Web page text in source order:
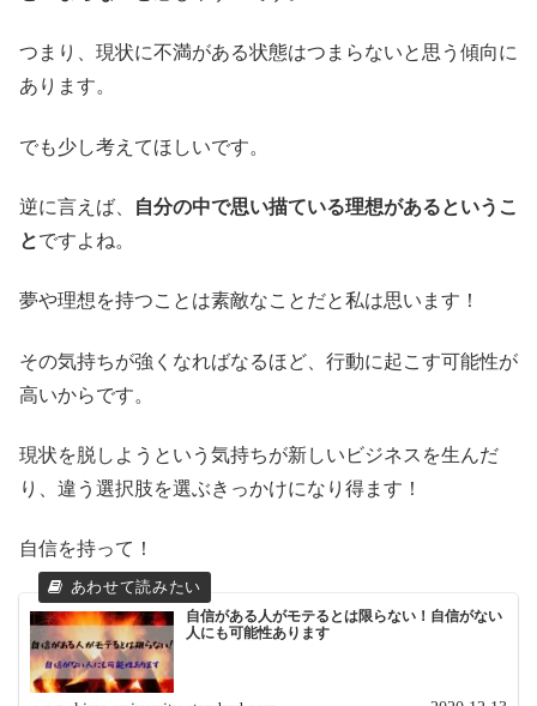
つまり、現状に不満がある状態はつまらないと思う傾向に
あります。
でも少し考えてほしいです。
逆に言えば、
自分の中で思い描ている理想があるというこ
とですよね。
夢や理想を持つことは素敵なことだと私は思います！
その気持ちが強くなればなるほど、行動に起こす可能性が
高いからです。
現状を脱しようという気持ちが新しいビジネスを生んだ
り、違う選択肢を選ぶきっかけになり得ます！
自信を持って！
自信がある人がモテるとは限らない！自信がない
人にも可能性あります